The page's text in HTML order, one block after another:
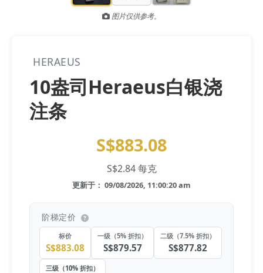
图片仅供参考。
HERAEUS
10盎司Heraeus白银浇
注条
S$883.08
S$2.84 每克
更新于： 09/08/2026, 11:00:20 am
阶梯定价
标价
S$883.08
一级（5% 折扣）
S$879.57
二级（7.5% 折扣）
S$877.82
三级（10% 折扣）